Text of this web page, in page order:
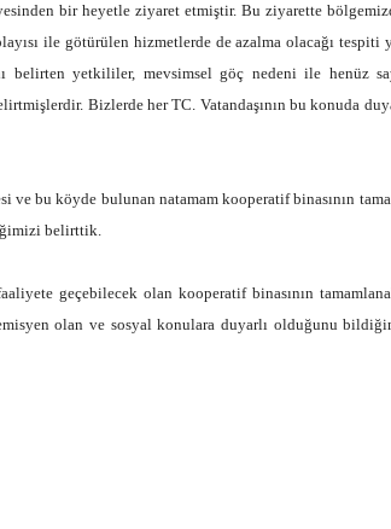
bir heyetle ziyaret etmiştir. Bu ziyarette
ile götürülen hizmetlerde de azalma olacağı tespiti
belirten yetkililer, mevsimsel göç nedeni ile henüz
Bizlerde her TC. Vatandaşının bu konuda
bu köyde bulunan natamam kooperatif binasının
belirttik.
geçebilecek olan kooperatif binasının
olan ve sosyal konulara duyarlı olduğunu